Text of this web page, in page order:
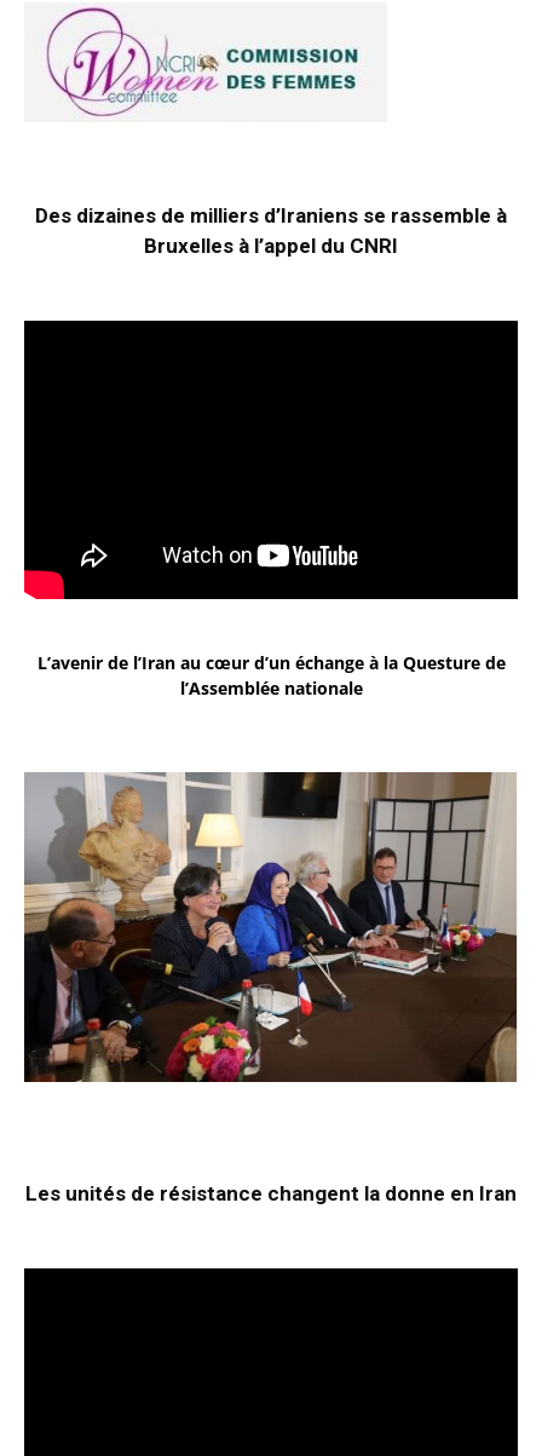
Des dizaines de milliers d’Iraniens se rassemble à
Bruxelles à l’appel du CNRI
L’avenir de l’Iran au cœur d’un échange à la Questure de
l’Assemblée nationale
Les unités de résistance changent la donne en Iran